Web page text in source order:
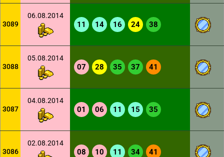
3089
06.08.2014
11 14 16 24 38
3088
05.08.2014
07 28 35 37 41
3087
04.08.2014
01 06 11 15 35
3086
02.08.2014
08 10 11 34 41